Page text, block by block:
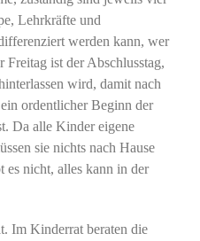
Lehrkräfte und
werden kann, wer
ist der Abschlusstag,
wird, damit nach
ordentlicher Beginn der
Da alle Kinder eigene
sie nichts nach Hause
es nicht, alles kann in der
Im Kinderrat beraten die